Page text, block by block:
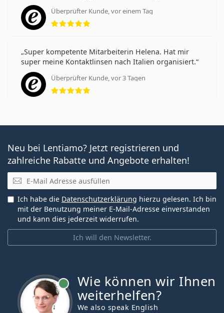
Überprüfter Kunde, vor einem Tag
Bewertung 5 aus 5
Super kompetente Mitarbeiterin Helena. Hat mir
super meine Kontaktlinsen nach Italien organisiert.
Überprüfter Kunde, vor 3 Tagen
Bewertung 5 aus 5
Neu bei Lentiamo? Jetzt registrieren und
zahlreiche Rabatte und Angebote erhalten!
E-Mail
Ich will den Newsletter.
Ich habe die Datenschutzerklärung hierzu gelesen. Ich bin
mit der Benutzung meiner E-Mail-Adresse einverstanden
und kann dies jederzeit widerrufen.
Wie können wir Ihnen
weiterhelfen?
We also speak English